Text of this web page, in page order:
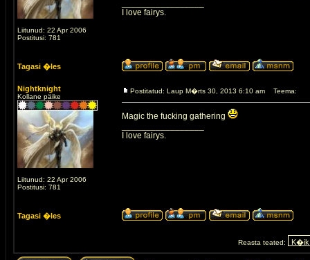
Liitunud: 22 Apr 2006
Postitusi: 781
I love fairys.
Tagasi �les
Nightknight
Kollane päike
Liitunud: 22 Apr 2006
Postitusi: 781
Postitatud: Laup M�rts 30, 2013 6:10 am Teema:
Magic the fucking gathering
I love fairys.
Tagasi �les
Reasta teated: